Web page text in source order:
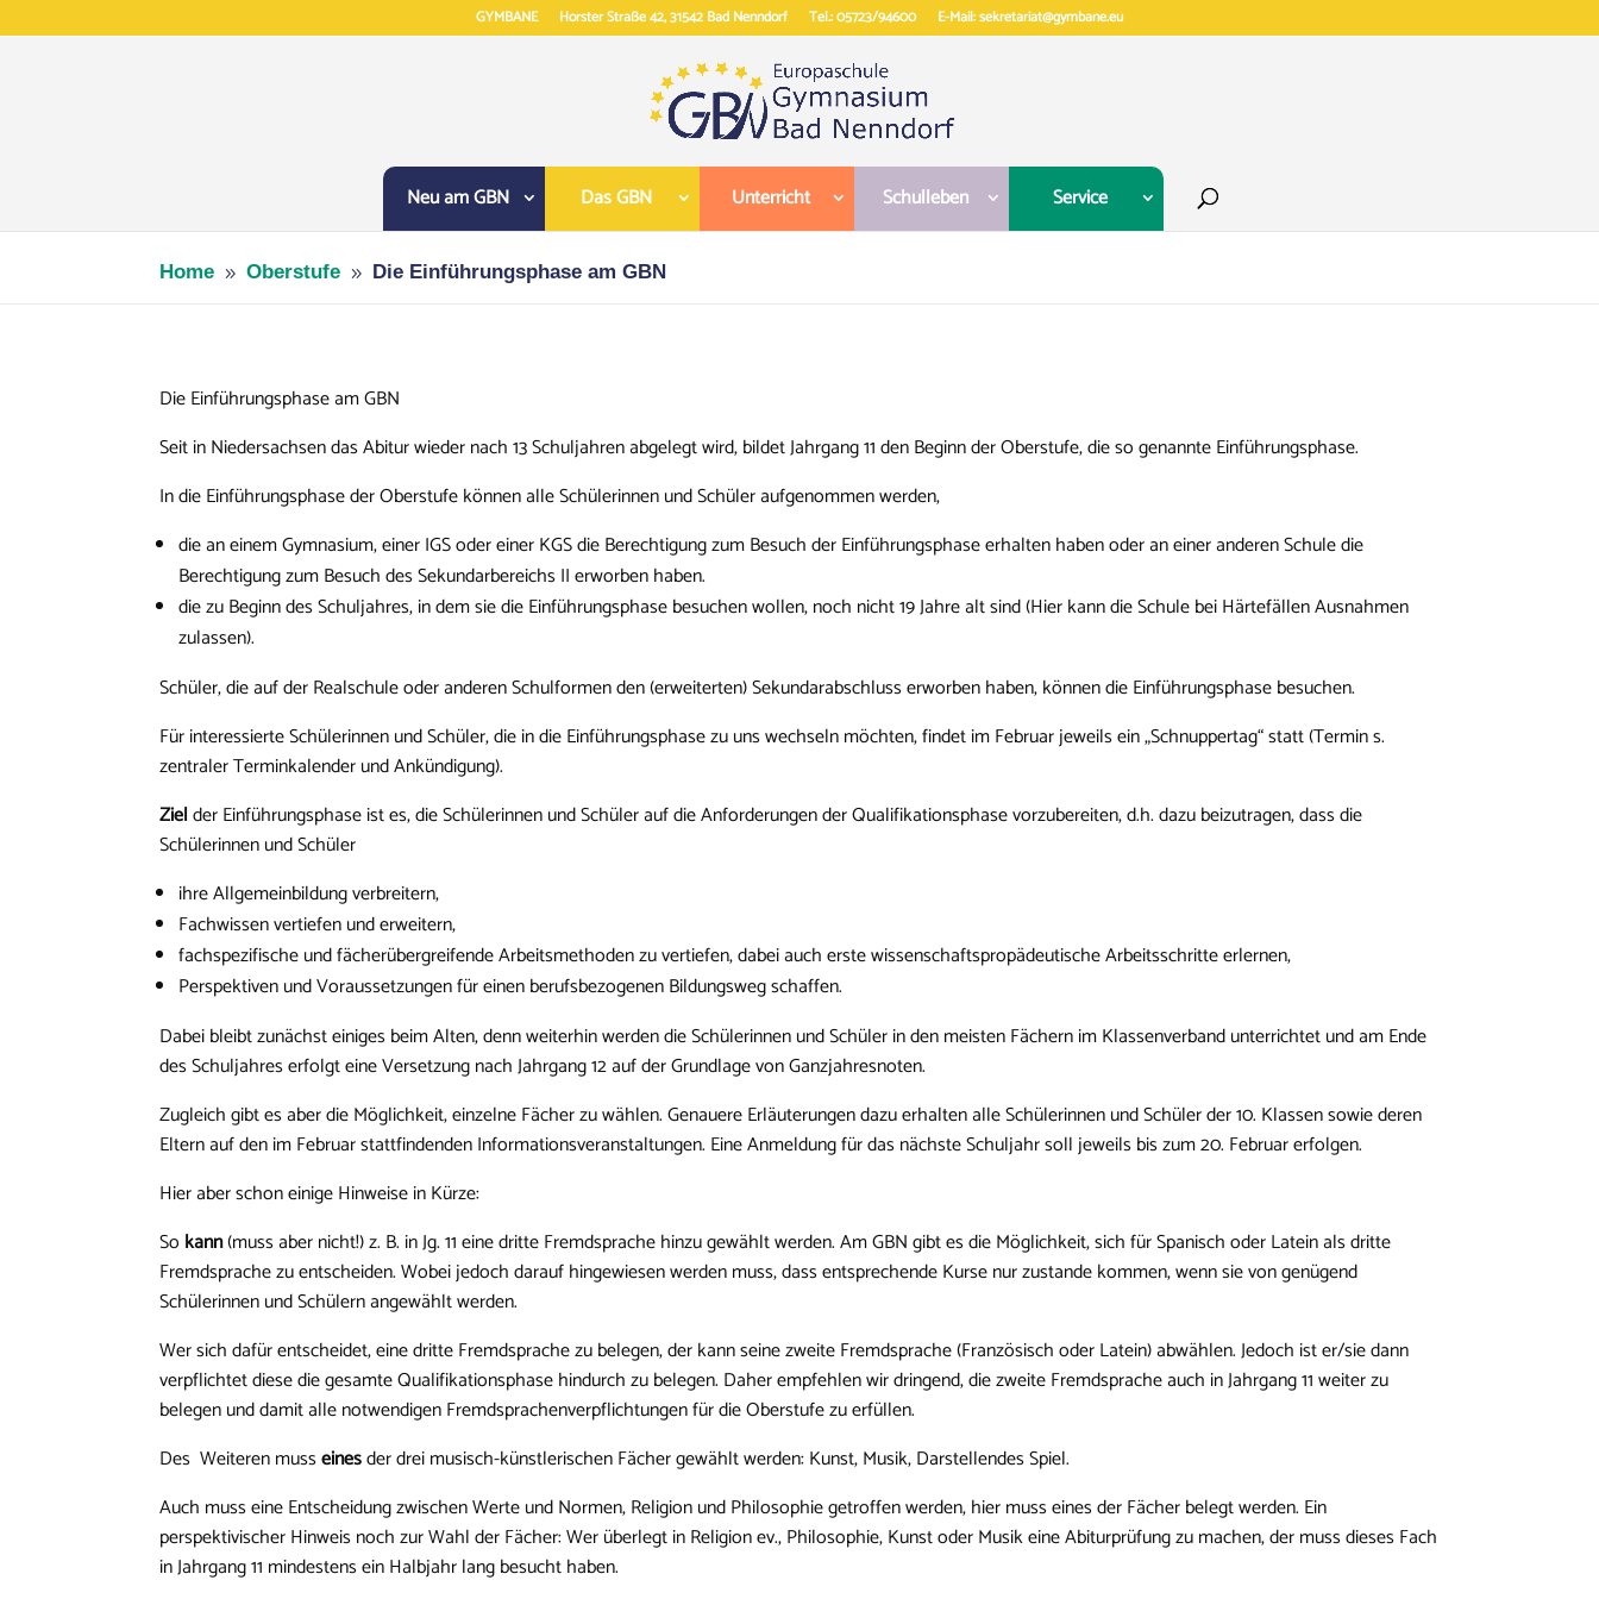
GYMBANE Horster Straße 42, 31542 Bad Nenndorf Tel.: 05723/94600 E-Mail: sekretariat@gymbane.eu
Neu am GBN Das GBN Unterricht Schulleben Service
Home 9 Oberstufe 9 Die Einführungsphase am GBN
Die Einführungsphase am GBN
Seit in Niedersachsen das Abitur wieder nach 13 Schuljahren abgelegt wird, bildet Jahrgang 11 den Beginn der Oberstufe, die so genannte Einführungsphase.
In die Einführungsphase der Oberstufe können alle Schülerinnen und Schüler aufgenommen werden,
die an einem Gymnasium, einer IGS oder einer KGS die Berechtigung zum Besuch der Einführungsphase erhalten haben oder an einer anderen Schule die
Berechtigung zum Besuch des Sekundarbereichs II erworben haben.
die zu Beginn des Schuljahres, in dem sie die Einführungsphase besuchen wollen, noch nicht 19 Jahre alt sind (Hier kann die Schule bei Härtefällen Ausnahmen
zulassen).
Schüler, die auf der Realschule oder anderen Schulformen den (erweiterten) Sekundarabschluss erworben haben, können die Einführungsphase besuchen.
Für interessierte Schülerinnen und Schüler, die in die Einführungsphase zu uns wechseln möchten, findet im Februar jeweils ein „Schnuppertag“ statt (Termin s.
zentraler Terminkalender und Ankündigung).
Zielder Einführungsphase ist es, die Schülerinnen und Schüler auf die Anforderungen der Qualifikationsphase vorzubereiten, d.h. dazu beizutragen, dass die
Schülerinnen und Schüler
ihre Allgemeinbildung verbreitern,
Fachwissen vertiefen und erweitern,
fachspezifische und fächerübergreifende Arbeitsmethoden zu vertiefen, dabei auch erste wissenschaftspropädeutische Arbeitsschritte erlernen,
Perspektiven und Voraussetzungen für einen berufsbezogenen Bildungsweg schaffen.
Dabei bleibt zunächst einiges beim Alten, denn weiterhin werden die Schülerinnen und Schüler in den meisten Fächern im Klassenverband unterrichtet und am Ende
des Schuljahres erfolgt eine Versetzung nach Jahrgang 12 auf der Grundlage von Ganzjahresnoten.
Zugleich gibt es aber die Möglichkeit, einzelne Fächer zu wählen. Genauere Erläuterungen dazu erhalten alle Schülerinnen und Schüler der 10. Klassen sowie deren
Eltern auf den im Februar stattfindenden Informationsveranstaltungen. Eine Anmeldung für das nächste Schuljahr soll jeweils bis zum 20. Februar erfolgen.
Hier aber schon einige Hinweise in Kürze:
So kann(muss aber nicht!) z. B. in Jg. 11 eine dritte Fremdsprache hinzu gewählt werden. Am GBN gibt es die Möglichkeit, sich für Spanisch oder Latein als dritte
Fremdsprache zu entscheiden. Wobei jedoch darauf hingewiesen werden muss, dass entsprechende Kurse nur zustande kommen, wenn sie von genügend
Schülerinnen und Schülern angewählt werden.
Wer sich dafür entscheidet, eine dritte Fremdsprache zu belegen, der kann seine zweite Fremdsprache (Französisch oder Latein) abwählen. Jedoch ist er/sie dann
verpflichtet diese die gesamte Qualifikationsphase hindurch zu belegen. Daher empfehlen wir dringend, die zweite Fremdsprache auch in Jahrgang 11 weiter zu
belegen und damit alle notwendigen Fremdsprachenverpflichtungen für die Oberstufe zu erfüllen.
Des Weiteren musseinesder drei musisch-künstlerischen Fächer gewählt werden: Kunst, Musik, Darstellendes Spiel.
Auch muss eine Entscheidung zwischen Werte und Normen, Religion und Philosophie getroffen werden, hier muss eines der Fächer belegt werden. Ein
perspektivischer Hinweis noch zur Wahl der Fächer: Wer überlegt in Religion ev., Philosophie, Kunst oder Musik eine Abiturprüfung zu machen, der muss dieses Fach
in Jahrgang 11 mindestens ein Halbjahr lang besucht haben.